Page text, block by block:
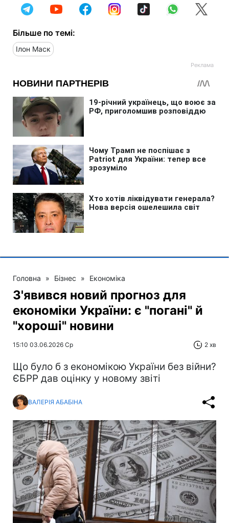
Більше по темі:
Ілон Маск
Головна » Бізнес » Економіка
З'явився новий прогноз для
економіки України: є "погані" й
"хороші" новини
15:10 03.06.2026 Ср 2 хв
Що було б з економікою України без війни?
ЄБРР дав оцінку у новому звіті
ВАЛЕРІЯ АБАБІНА